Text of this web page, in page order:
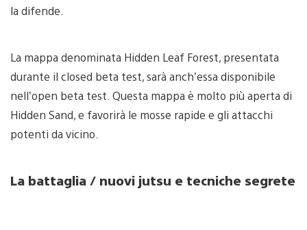
la difende.
La mappa denominata Hidden Leaf Forest, presentata
durante il closed beta test, sarà anch’essa disponibile
nell’open beta test. Questa mappa è molto più aperta di
Hidden Sand, e favorirà le mosse rapide e gli attacchi
potenti da vicino.
La battaglia / nuovi jutsu e tecniche segrete